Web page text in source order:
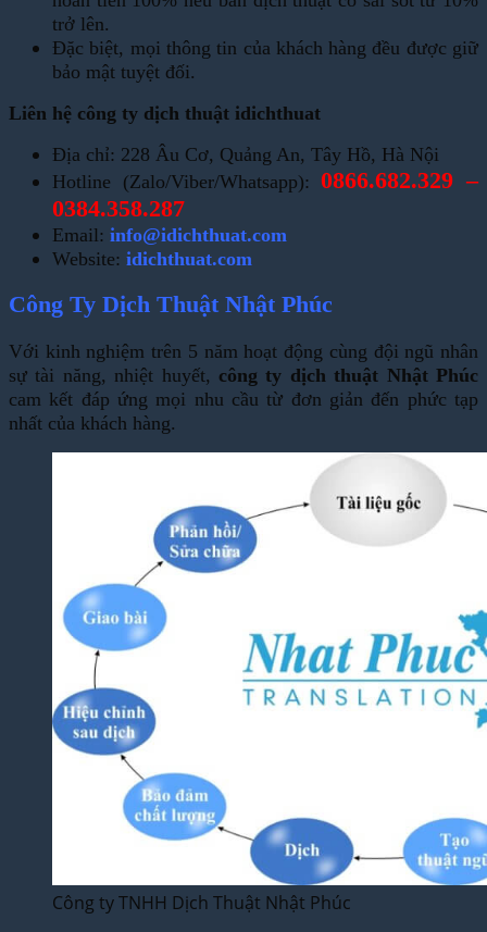
trở lên.
Đặc biệt, mọi thông tin của khách hàng đều được giữ
bảo mật tuyệt đối.
Liên hệ công ty dịch thuật idichthuat
Địa chỉ: 228 Âu Cơ, Quảng An, Tây Hồ, Hà Nội
Hotline (Zalo/Viber/Whatsapp):0866.682.329 –
0384.358.287
Email: info@idichthuat.com
Website: idichthuat.com
Công Ty Dịch Thuật Nhật Phúc
Với kinh nghiệm trên 5 năm hoạt động cùng đội ngũ nhân
sự tài năng, nhiệt huyết, công ty dịch thuật Nhật Phúc
cam kết đáp ứng mọi nhu cầu từ đơn giản đến phức tạp
nhất của khách hàng.
Công ty TNHH Dịch Thuật Nhật Phúc